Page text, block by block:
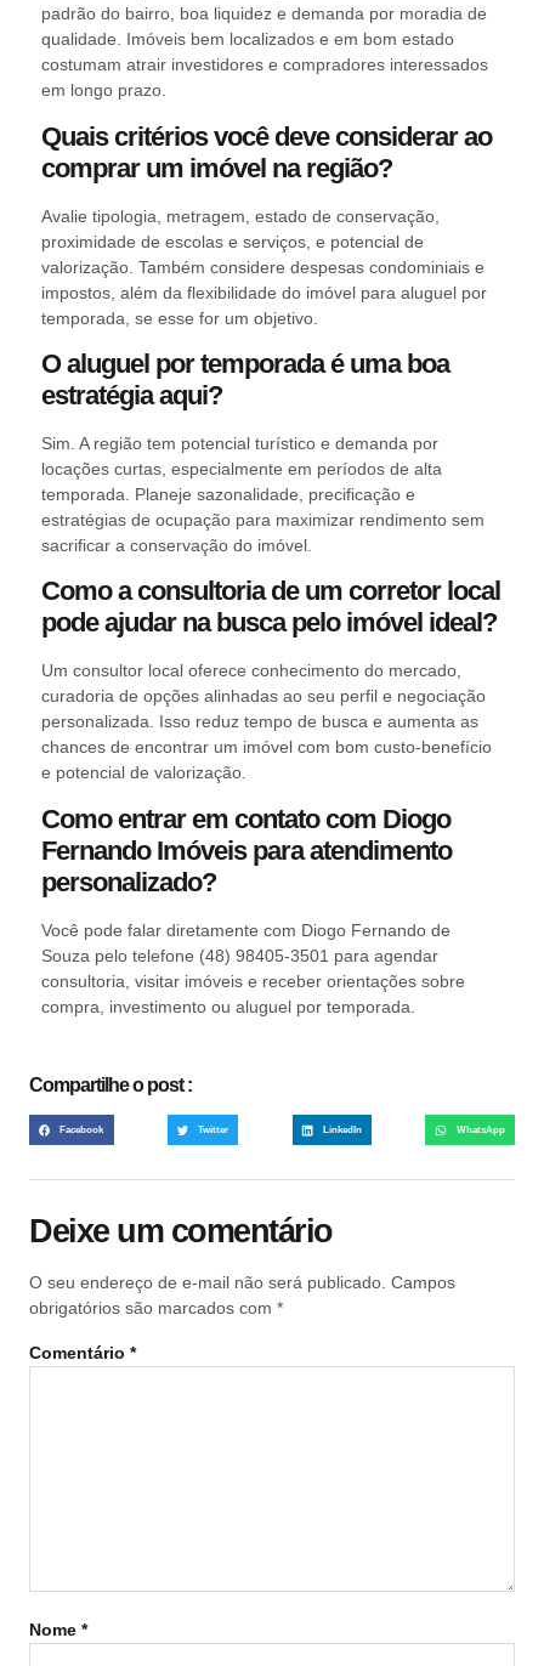
padrão do bairro, boa liquidez e demanda por moradia de
qualidade. Imóveis bem localizados e em bom estado
costumam atrair investidores e compradores interessados
em longo prazo.
Quais critérios você deve considerar ao
comprar um imóvel na região?
Avalie tipologia, metragem, estado de conservação,
proximidade de escolas e serviços, e potencial de
valorização. Também considere despesas condominiais e
impostos, além da flexibilidade do imóvel para aluguel por
temporada, se esse for um objetivo.
O aluguel por temporada é uma boa
estratégia aqui?
Sim. A região tem potencial turístico e demanda por
locações curtas, especialmente em períodos de alta
temporada. Planeje sazonalidade, precificação e
estratégias de ocupação para maximizar rendimento sem
sacrificar a conservação do imóvel.
Como a consultoria de um corretor local
pode ajudar na busca pelo imóvel ideal?
Um consultor local oferece conhecimento do mercado,
curadoria de opções alinhadas ao seu perfil e negociação
personalizada. Isso reduz tempo de busca e aumenta as
chances de encontrar um imóvel com bom custo-benefício
e potencial de valorização.
Como entrar em contato com Diogo
Fernando Imóveis para atendimento
personalizado?
Você pode falar diretamente com Diogo Fernando de
Souza pelo telefone (48) 98405-3501 para agendar
consultoria, visitar imóveis e receber orientações sobre
compra, investimento ou aluguel por temporada.
Compartilhe o post :
Facebook Twitter LinkedIn WhatsApp
Deixe um comentário
O seu endereço de e-mail não será publicado. Campos
obrigatórios são marcados com *
Comentário *
Nome *